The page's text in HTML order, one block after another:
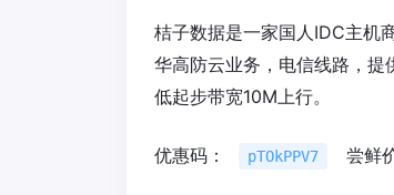
桔子数据是一家国人IDC主机
华高防云业务，电信线路，
低起步带宽10M上行。
优惠码： pTOkPPV7 尝鲜